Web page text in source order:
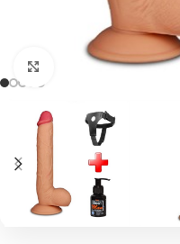
Click to enlarge